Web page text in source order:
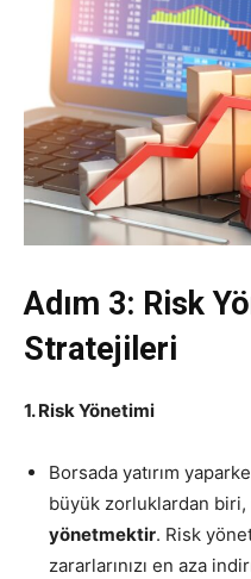
Adım 3: Risk
Stratejileri
1. Risk Yönetimi
Borsada yatırım
büyük zorluklardan biri,
yönetmektir. Risk
zararlarınızı en aza